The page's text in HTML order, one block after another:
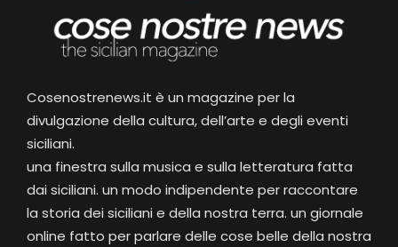
Cosenostrenews.it è un magazine per la
divulgazione della cultura, dell’arte e degli eventi
siciliani.
una finestra sulla musica e sulla letteratura fatta
dai siciliani. un modo indipendente per raccontare
la storia dei siciliani e della nostra terra. un giornale
online fatto per parlare delle cose belle della nostra